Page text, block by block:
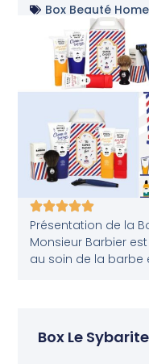
Box Beauté Home
Présentation de la
Monsieur Barbier
au soin de la barbe
Box Le Sybarite